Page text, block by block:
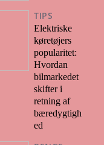
TIPS
Elektriske
køretøjers
popularitet:
Hvordan
bilmarkedet
skifter i
retning af
bæredygtigh
ed